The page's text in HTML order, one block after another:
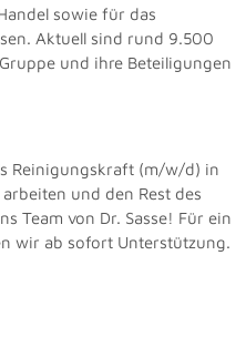
sowie für das
Aktuell sind rund 9.500
und ihre Beteiligungen
Reinigungskraft (m/w/d) in
und den Rest des
Team von Dr. Sasse! Für ein
wir ab sofort Unterstützung.